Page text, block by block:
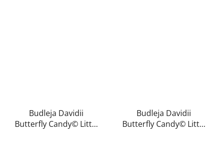
Budleja Davidii
Butterfly Candy© Little
Budleja Davidii
Butterfly Candy© Little